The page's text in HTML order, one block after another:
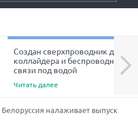
Создан сверхпроводник для
коллайдера и беспроводной
связи под водой
Читать далее
Next
Белоруссия налаживает выпуск